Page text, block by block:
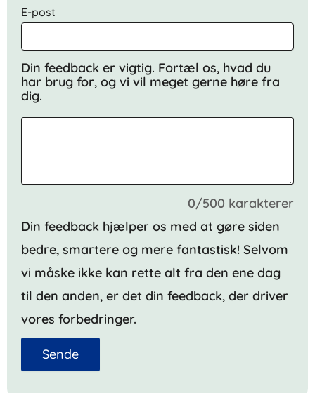
E-post
Din feedback er vigtig. Fortæl os, hvad du
har brug for, og vi vil meget gerne høre fra
dig.
0/500 karakterer
Din feedback hjælper os med at gøre siden
bedre, smartere og mere fantastisk! Selvom
vi måske ikke kan rette alt fra den ene dag
til den anden, er det din feedback, der driver
vores forbedringer.
Sende